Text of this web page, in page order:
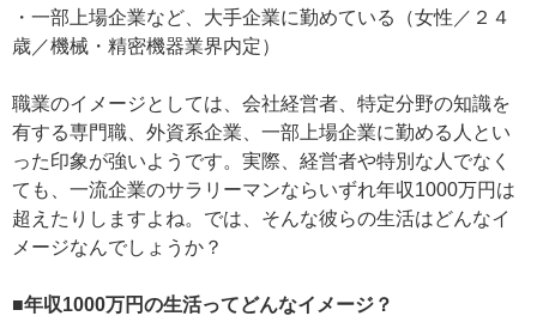
・一部上場企業など、大手企業に勤めている（女性／２４
歳／機械・精密機器業界内定）
職業のイメージとしては、会社経営者、特定分野の知識を
有する専門職、外資系企業、一部上場企業に勤める人とい
った印象が強いようです。実際、経営者や特別な人でなく
ても、一流企業のサラリーマンならいずれ年収1000万円は
超えたりしますよね。では、そんな彼らの生活はどんなイ
メージなんでしょうか？
■年収1000万円の生活ってどんなイメージ？